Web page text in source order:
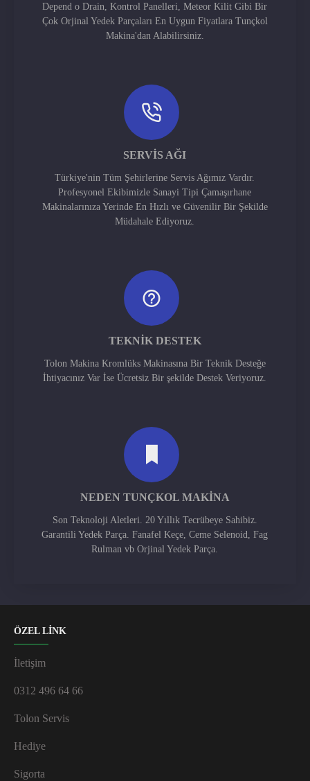
Depend o Drain, Kontrol Panelleri, Meteor Kilit Gibi Bir
Çok Orjinal Yedek Parçaları En Uygun Fiyatlara Tunçkol
Makina'dan Alabilirsiniz.
SERVIS AĞI
Türkiye'nin Tüm Şehirlerine Servis Ağımız Vardır.
Profesyonel Ekibimizle Sanayi Tipi Çamaşırhane
Makinalarınıza Yerinde En Hızlı ve Güvenilir Bir Şekilde
Müdahale Ediyoruz.
TEKNIK DESTEK
Tolon Makina Kromlüks Makinasına Bir Teknik Desteğe
İhtiyacınız Var İse Ücretsiz Bir şekilde Destek Veriyoruz.
NEDEN TUNÇKOL MAKINA
Son Teknoloji Aletleri. 20 Yıllık Tecrübeye Sahibiz.
Garantili Yedek Parça. Fanafel Keçe, Ceme Selenoid, Fag
Rulman vb Orjinal Yedek Parça.
ÖZEL LİNK
İletişim
0312 496 64 66
Tolon Servis
Hediye
Sigorta